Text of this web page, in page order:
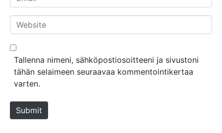
*
m
a
*
W
e
b
Tallenna nimeni, sähköpostiosoitteeni ja sivustoni
tähän selaimeen seuraavaa kommentointikertaa
varten.
Submit